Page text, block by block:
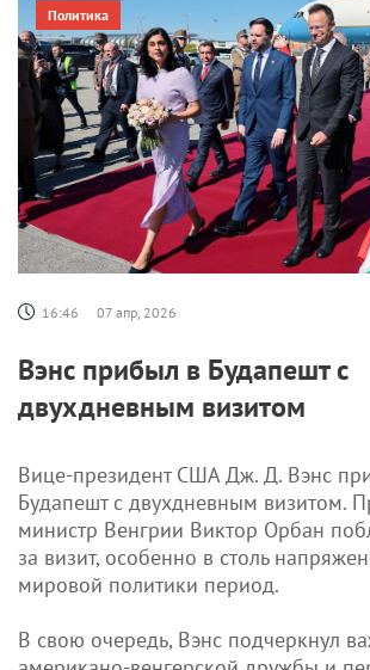
Политика
16:46 07 апр, 2026
Вэнс прибыл в Будапешт с
двухдневным визитом
Вице-президент США Дж. Д. Вэнс
Будапешт с двухдневным визитом.
министр Венгрии Виктор Орбан
за визит, особенно в столь
мировой политики период.
В свою очередь, Вэнс подчеркнул